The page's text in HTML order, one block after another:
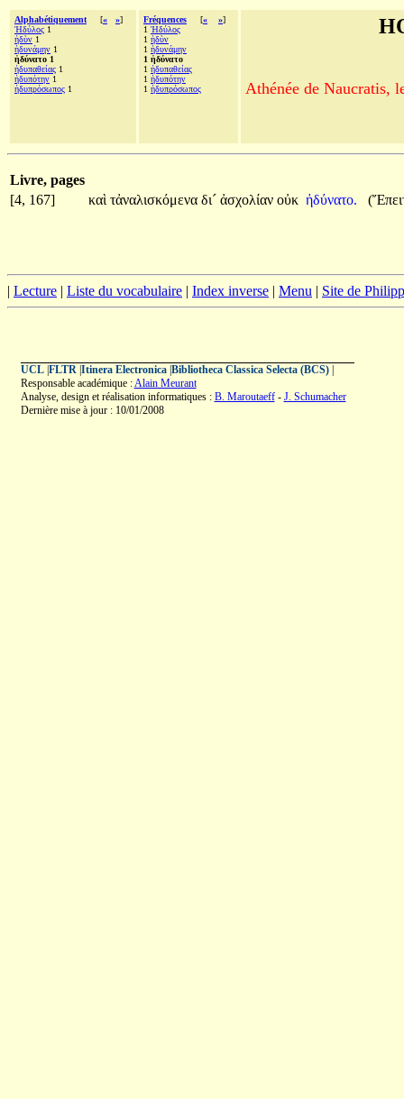
Alphabétiquement [« »]
Ἡδύλος 1
ἡδὺν 1
ἠδυνάμην 1
ἠδύνατο 1
ἡδυπαθείας 1
ἡδυπότην 1
ἡδυπρόσωπος 1
Fréquences [« »]
1 Ἡδύλος
1 ἡδὺν
1 ἠδυνάμην
1 ἠδύνατο
1 ἡδυπαθείας
1 ἡδυπότην
1 ἡδυπρόσωπος Athénée de Naucratis,
Livre, pages
[4, 167]
καὶ τἀναλισκόμενα δι´ ἀσχολίαν οὐκ ἠδύνατο.
| Lecture | Liste du vocabulaire | Index inverse | Menu | Site de
UCL| FLTR| Itinera Electronica| Bibliotheca Classica Selecta (BCS)|
Responsable académique :Alain Meurant
Analyse, design et réalisation informatiques : B. Maroutaeff- J. Schumacher
Dernière mise à jour : 10/01/2008